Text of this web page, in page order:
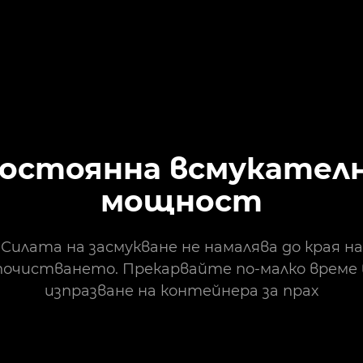
мощност
Силата на засмукване не намалява до края на
Прекарвайте по-малко време
изпразване на контейнера за прах